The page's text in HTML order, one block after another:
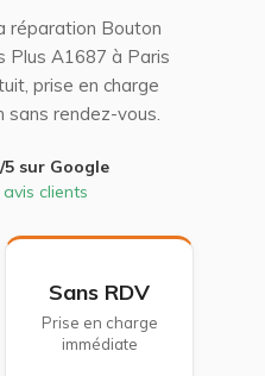
réparation Bouton
Plus A1687 à Paris
prise en charge
sans rendez-vous.
5 sur Google
clients
Sans RDV
Prise en charge
immédiate